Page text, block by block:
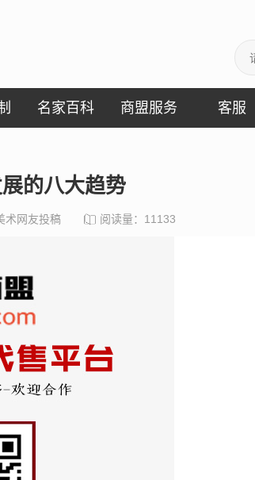
名家百科 商盟服务 客服
的八大趋势
术网友投稿 阅读量： 11133